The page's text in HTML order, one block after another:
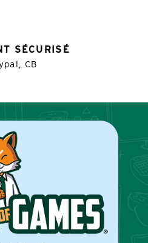
SÉCURISÉ
CB